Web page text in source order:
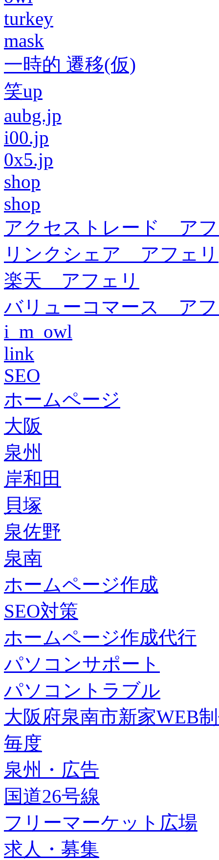
turkey
mask
一時的 遷移(仮)
笑up
aubg.jp
i00.jp
0x5.jp
shop
shop
アクセストレード ア
リンクシェア アフェリ
楽天 アフェリ
バリューコマース ア
i_m_owl
link
SEO
ホームページ
大阪
泉州
岸和田
貝塚
泉佐野
泉南
ホームページ作成
SEO対策
ホームページ作成代行
パソコンサポート
パソコントラブル
大阪府泉南市新家WEB
毎度
泉州・広告
国道26号線
フリーマーケット広場
求人・募集